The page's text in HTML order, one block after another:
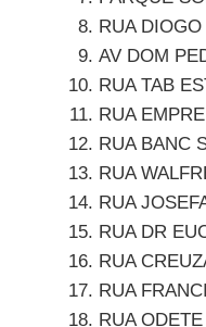
RUA
AV DOM
RUA TAB
RUA
RUA BANC
RUA
RUA
RUA DR
RUA
RUA
RUA